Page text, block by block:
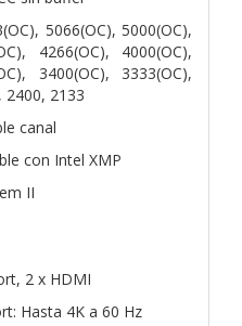
5066(OC), 5000(OC),
4266(OC), 4000(OC),
3400(OC), 3333(OC),
2400, 2133
canal
con Intel XMP
II
2 x HDMI
Hasta 4K a 60 Hz